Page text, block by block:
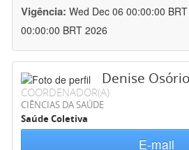
Vigência: Wed Dec 06 00:00:00
00:00:00 BRT 2026
Denise
COORDENADOR(A)
CIÊNCIAS DA SAÚDE
Saúde Coletiva
E-mail